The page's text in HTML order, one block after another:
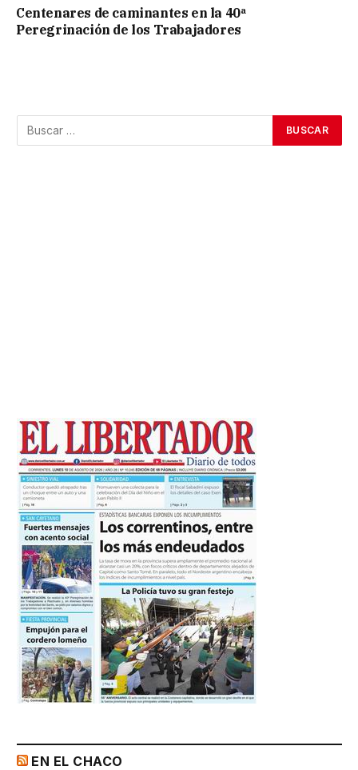
Centenares de caminantes en la 40ª
Peregrinación de los Trabajadores
EN EL CHACO